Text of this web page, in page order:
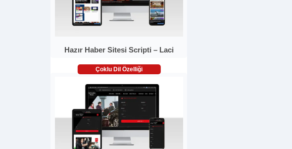
Hazır Haber Sitesi Scripti – Laci
Çoklu Dil Özelliği